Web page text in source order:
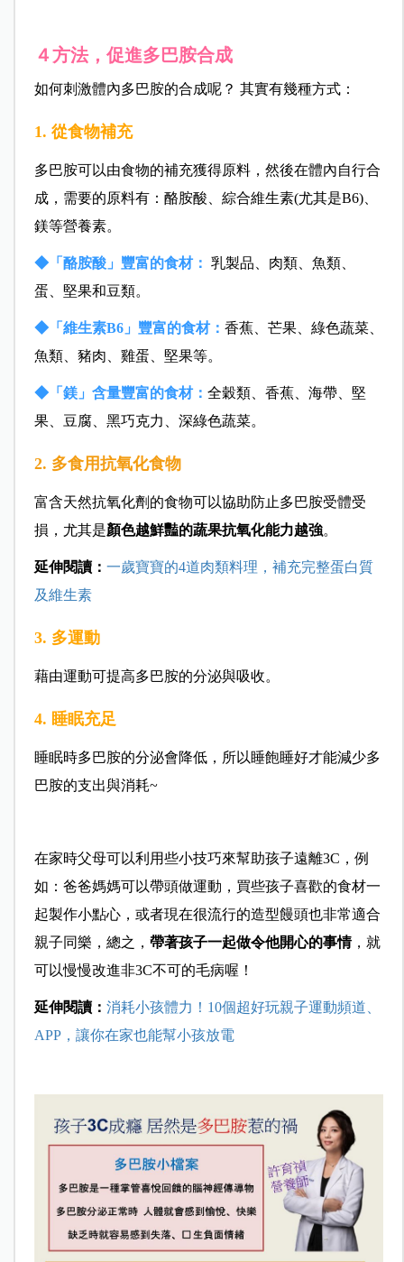
４方法，促進多巴胺合成
如何刺激體內多巴胺的合成呢？ 其實有幾種方式：
1. 從食物補充
多巴胺可以由食物的補充獲得原料，然後在體內自行合
成，需要的原料有：酪胺酸、綜合維生素(尤其是B6)、
鎂等營養素。
◆「酪胺酸」豐富的食材： 乳製品、肉類、魚類、
蛋、堅果和豆類。
◆「維生素B6」豐富的食材： 香蕉、芒果、綠色蔬菜、
魚類、豬肉、雞蛋、堅果等。
◆「鎂」含量豐富的食材： 全穀類、香蕉、海帶、堅
果、豆腐、黑巧克力、深綠色蔬菜。
2. 多食用抗氧化食物
富含天然抗氧化劑的食物可以協助防止多巴胺受體受
損，尤其是顏色越鮮豔的蔬果抗氧化能力越強。
延伸閱讀： 一歲寶寶的4道肉類料理，補充完整蛋白質
及維生素
3. 多運動
藉由運動可提高多巴胺的分泌與吸收。
4. 睡眠充足
睡眠時多巴胺的分泌會降低，所以睡飽睡好才能減少多
巴胺的支出與消耗~
在家時父母可以利用些小技巧來幫助孩子遠離3C，例
如：爸爸媽媽可以帶頭做運動，買些孩子喜歡的食材一
起製作小點心，或者現在很流行的造型饅頭也非常適合
親子同樂，總之， 帶著孩子一起做令他開心的事情，就
可以慢慢改進非3C不可的毛病喔！
延伸閱讀： 消耗小孩體力！10個超好玩親子運動頻道、
APP，讓你在家也能幫小孩放電